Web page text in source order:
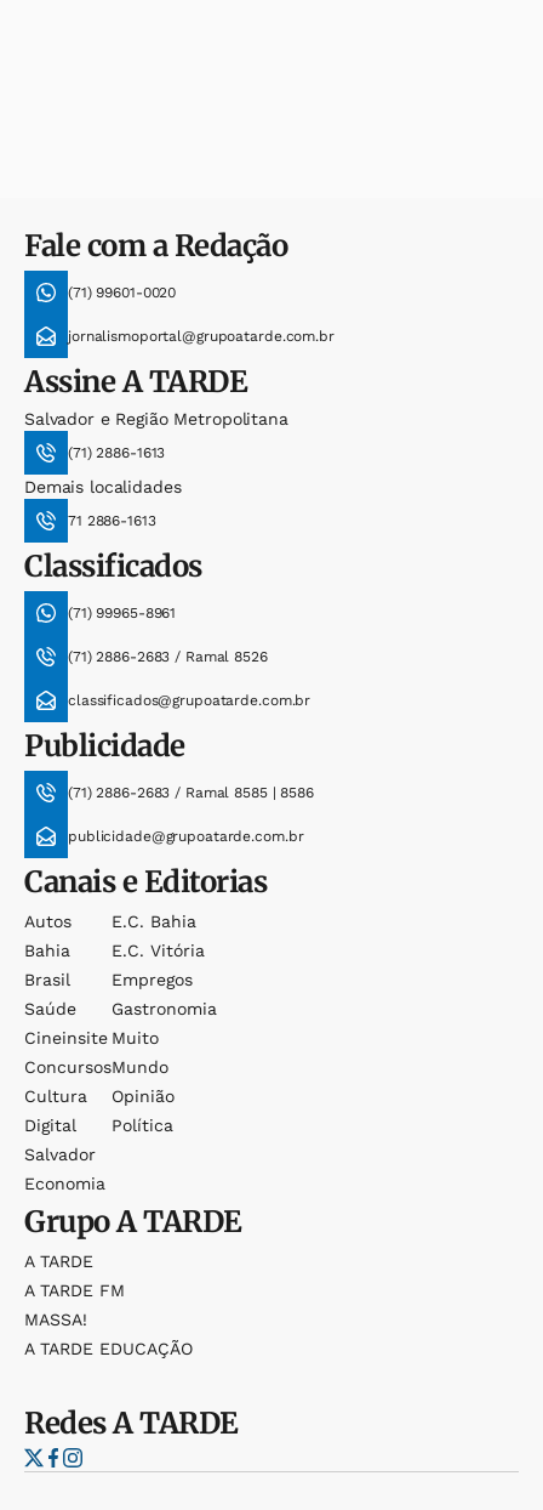
Fale com a Redação
(71) 99601-0020
jornalismoportal@grupoatarde.com.br
AssineA TARDE
Salvador e Região Metropolitana
(71) 2886-1613
Demais localidades
71 2886-1613
Classificados
(71) 99965-8961
(71) 2886-2683 / Ramal 8526
classificados@grupoatarde.com.br
Publicidade
(71) 2886-2683 / Ramal 8585 | 8586
publicidade@grupoatarde.com.br
Canais e Editorias
Autos
Bahia
Brasil
Saúde
Cineinsite
Concursos
Cultura
Digital
Salvador
Economia
E.c. Bahia
E.c. Vitória
Empregos
Gastronomia
Muito
Mundo
Opinião
Política
GrupoA TARDE
A TARDE
A TARDE FM
MASSA!
A TARDE EDUCAÇÃO
RedesA TARDE